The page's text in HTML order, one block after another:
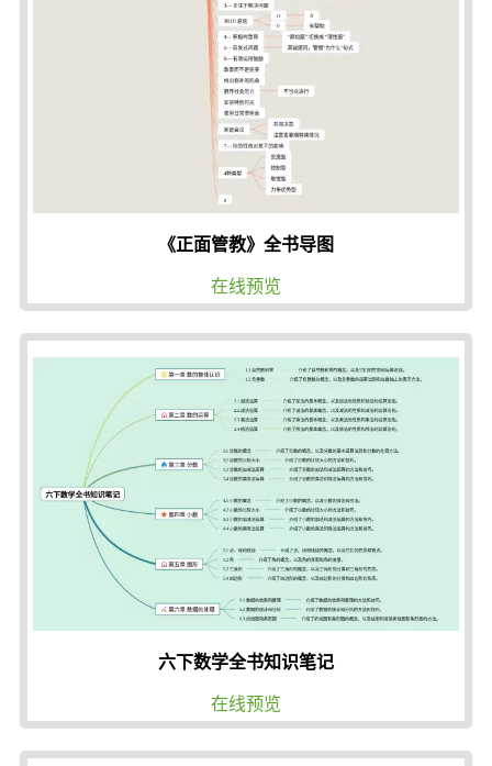
《正面管教》全书导图
在线预览
六下数学全书知识笔记
在线预览